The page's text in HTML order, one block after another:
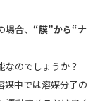
合、 “膜”から“ナ
なのでしょうか？
媒中では溶媒分子の